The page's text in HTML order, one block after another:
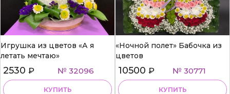
Игрушка из цветов «А я
летать мечтаю»
2530 ₽ № 32096
КУПИТЬ
«Ночной полет» Бабочка из
цветов
10500 ₽ № 30771
КУПИТЬ